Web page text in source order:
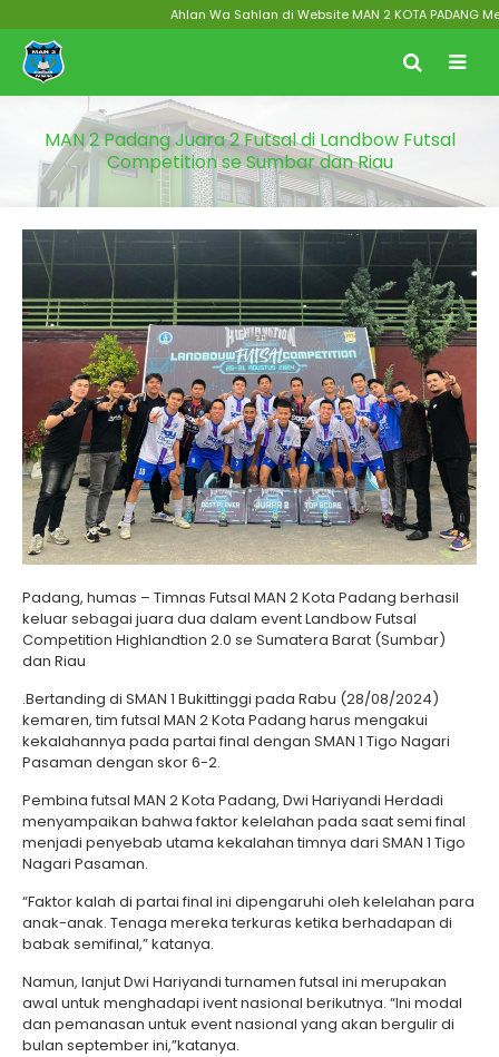
Ahlan Wa Sahlan di Website MAN 2 KOTA PADANG
MAN 2 Padang Juara 2 Futsal di Landbow Futsal
Competition se Sumbar dan Riau
Padang, humas – Timnas Futsal MAN 2 Kota Padang berhasil
keluar sebagai juara dua dalam event Landbow Futsal
Competition Highlandtion 2.0 se Sumatera Barat (Sumbar)
dan Riau
.Bertanding di SMAN 1 Bukittinggi pada Rabu (28/08/2024)
kemaren, tim futsal MAN 2 Kota Padang harus mengakui
kekalahannya pada partai final dengan SMAN 1 Tigo Nagari
Pasaman dengan skor 6-2.
Pembina futsal MAN 2 Kota Padang, Dwi Hariyandi Herdadi
menyampaikan bahwa faktor kelelahan pada saat semi final
menjadi penyebab utama kekalahan timnya dari SMAN 1 Tigo
Nagari Pasaman.
“Faktor kalah di partai final ini dipengaruhi oleh kelelahan para
anak-anak. Tenaga mereka terkuras ketika berhadapan di
babak semifinal,” katanya.
Namun, lanjut Dwi Hariyandi turnamen futsal ini merupakan
awal untuk menghadapi ivent nasional berikutnya. “Ini modal
dan pemanasan untuk event nasional yang akan bergulir di
bulan september ini,”katanya.